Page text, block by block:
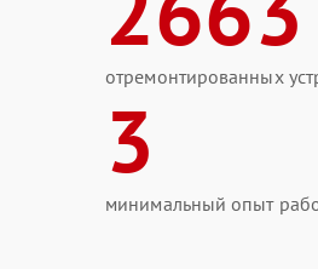
отремонтированных
3
минимальный опыт